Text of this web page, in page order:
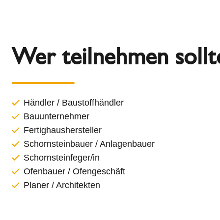
Wer teilnehmen
Händler / Baustoffhändler
Bauunternehmer
Fertighaushersteller
Schornsteinbauer / Anlagenbauer
Schornsteinfeger/in
Ofenbauer / Ofengeschäft
Planer / Architekten